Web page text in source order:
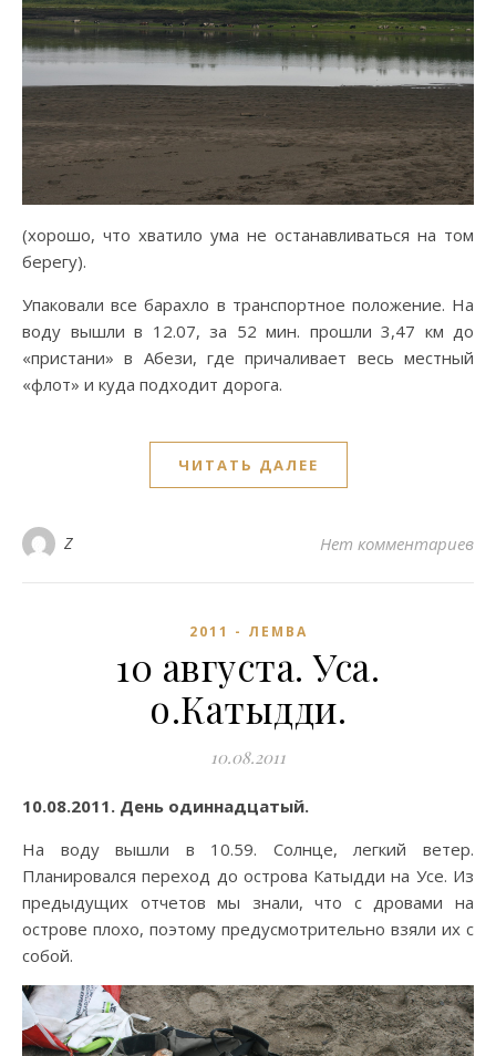
(хорошо, что хватило ума не останавливаться на том
берегу).
Упаковали все барахло в транспортное положение. На
воду вышли в 12.07, за 52 мин. прошли 3,47 км до
«пристани» в Абези, где причаливает весь местный
«флот» и куда подходит дорога.
ЧИТАТЬ ДАЛЕЕ
Z Нет комментариев
2011 - ЛЕМВА
10 августа. Уса.
о.Катыдди.
10.08.2011
10.08.2011. День одиннадцатый.
На воду вышли в 10.59. Солнце, легкий ветер.
Планировался переход до острова Катыдди на Усе. Из
предыдущих отчетов мы знали, что с дровами на
острове плохо, поэтому предусмотрительно взяли их с
собой.